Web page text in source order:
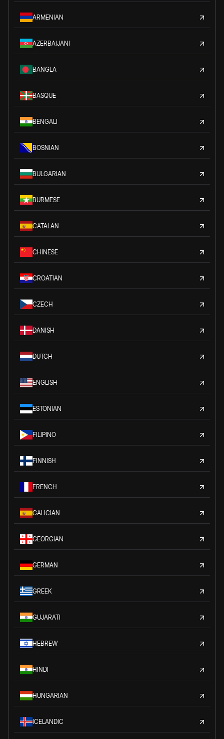
ARMENIAN
AZERBAIJANI
BANGLA
BASQUE
BENGALI
BOSNIAN
BULGARIAN
BURMESE
CATALAN
CHINESE
CROATIAN
CZECH
DANISH
DUTCH
ENGLISH
ESTONIAN
FILIPINO
FINNISH
FRENCH
GALICIAN
GEORGIAN
GERMAN
GREEK
GUJARATI
HEBREW
HINDI
HUNGARIAN
ICELANDIC